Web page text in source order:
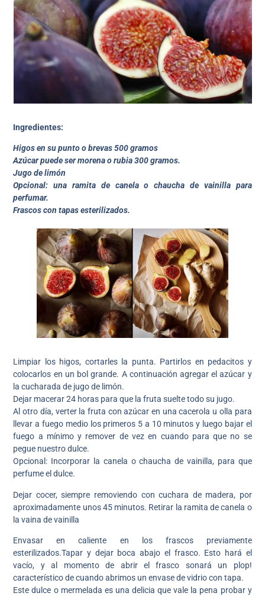
Ingredientes:
Higos en su punto o brevas 500 gramos
Azúcar puede ser morena o rubia 300 gramos.
Jugo de limón
Opcional: una ramita de canela o chaucha de vainilla para
perfumar.
Frascos con tapas esterilizados.
Limpiar los higos, cortarles la punta. Partirlos en pedacitos y
colocarlos en un bol grande. A continuación agregar el azúcar y
la cucharada de jugo de limón.
Dejar macerar 24 horas para que la fruta suelte todo su jugo.
Al otro día, verter la fruta con azúcar en una cacerola u olla para
llevar a fuego medio los primeros 5 a 10 minutos y luego bajar el
fuego a mínimo y remover de vez en cuando para que no se
pegue nuestro dulce.
Opcional: Incorporar la canela o chaucha de vainilla, para que
perfume el dulce.
Dejar cocer, siempre removiendo con cuchara de madera, por
aproximadamente unos 45 minutos. Retirar la ramita de canela o
la vaina de vainilla
Envasar en caliente en los frascos previamente
esterilizados.Tapar y dejar boca abajo el frasco. Esto hará el
vacío, y al momento de abrir el frasco sonará un plop!
característico de cuando abrimos un envase de vidrio con tapa.
Este dulce o mermelada es una delicia que vale la pena probar y